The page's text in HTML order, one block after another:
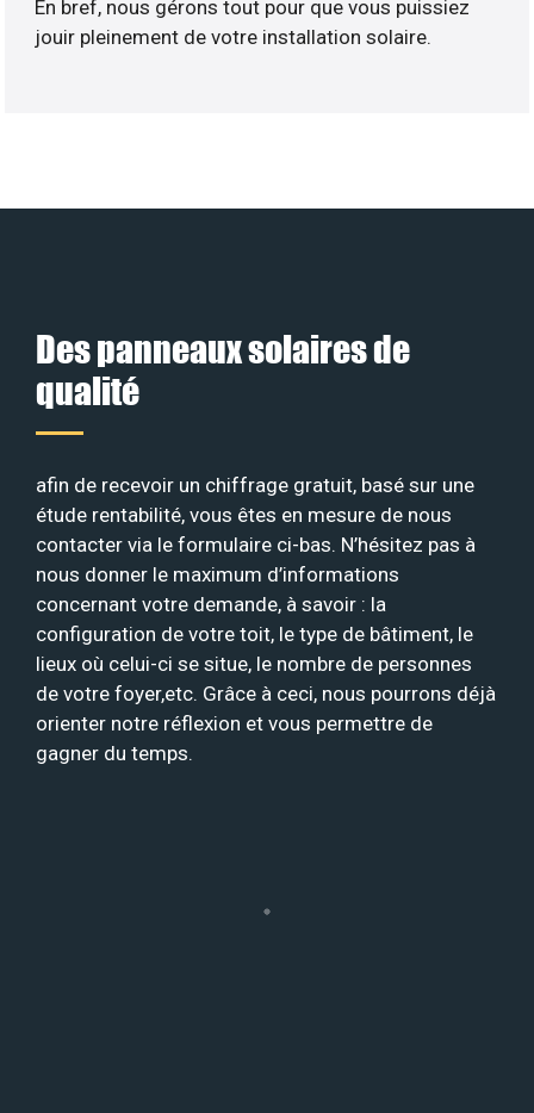
En bref, nous gérons tout pour que vous puissiez
jouir pleinement de votre installation solaire.
Des panneaux solaires de
qualité
afin de recevoir un chiffrage gratuit, basé sur une
étude rentabilité, vous êtes en mesure de nous
contacter via le formulaire ci-bas. N’hésitez pas à
nous donner le maximum d’informations
concernant votre demande, à savoir : la
configuration de votre toit, le type de bâtiment, le
lieux où celui-ci se situe, le nombre de personnes
de votre foyer,etc. Grâce à ceci, nous pourrons déjà
orienter notre réflexion et vous permettre de
gagner du temps.